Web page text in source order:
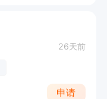
26天前
申请